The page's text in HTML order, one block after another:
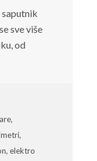
sve više
od
,
,
, elektro